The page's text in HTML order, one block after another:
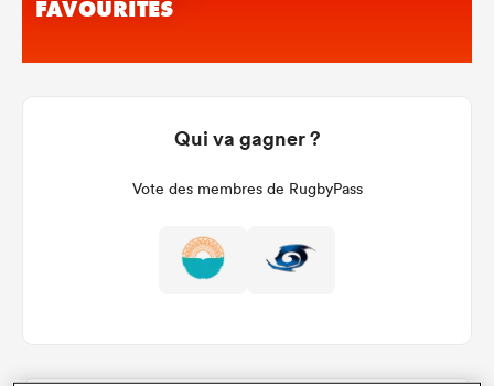
Qui va gagner ?
Vote des membres de RugbyPass